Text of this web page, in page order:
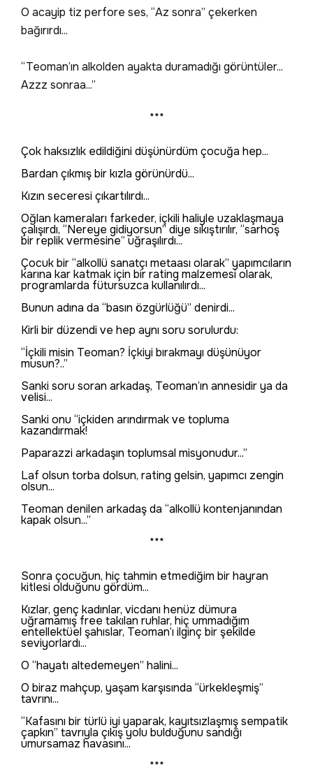
O acayip tiz perfore ses, “Az sonra” çekerken
bağırırdı...
“Teoman’ın alkolden ayakta duramadığı görüntüler...
Azzz sonraa...”
***
Çok haksızlık edildiğini düşünürdüm çocuğa hep...
Bardan çıkmış bir kızla görünürdü...
Kızın seceresi çıkartılırdı...
Oğlan kameraları farkeder, içkili haliyle uzaklaşmaya
çalışırdı, “Nereye gidiyorsun” diye sıkıştırılır, “sarhoş
bir replik vermesine” uğraşılırdı...
Çocuk bir “alkollü sanatçı metaası olarak” yapımcıların
karına kar katmak için bir rating malzemesi olarak,
programlarda fütursuzca kullanılırdı...
Bunun adına da “basın özgürlüğü” denirdi...
Kirli bir düzendi ve hep aynı soru sorulurdu:
“İçkili misin Teoman? İçkiyi bırakmayı düşünüyor
musun?..”
Sanki soru soran arkadaş, Teoman’ın annesidir ya da
velisi...
Sanki onu “içkiden arındırmak ve topluma
kazandırmak!
Paparazzi arkadaşın toplumsal misyonudur...”
Laf olsun torba dolsun, rating gelsin, yapımcı zengin
olsun...
Teoman denilen arkadaş da “alkollü kontenjanından
kapak olsun...”
***
Sonra çocuğun, hiç tahmin etmediğim bir hayran
kitlesi olduğunu gördüm...
Kızlar, genç kadınlar, vicdanı henüz dümura
uğramamış free takılan ruhlar, hiç ummadığım
entellektüel şahıslar, Teoman’ı ilginç bir şekilde
seviyorlardı...
O “hayatı altedemeyen” halini...
O biraz mahçup, yaşam karşısında “ürkekleşmiş”
tavrını...
“Kafasını bir türlü iyi yaparak, kayıtsızlaşmış sempatik
çapkın” tavrıyla çıkış yolu bulduğunu sandığı
umursamaz havasını...
***